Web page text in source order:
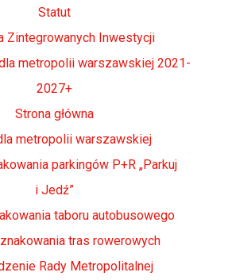
Statut
Zintegrowanych Inwestycji
metropolii warszawskiej 2021-
2027+
Strona główna
metropolii warszawskiej
parkingów P+R „Parkuj
i Jedź”
taboru autobusowego
tras rowerowych
Rady Metropolitalnej